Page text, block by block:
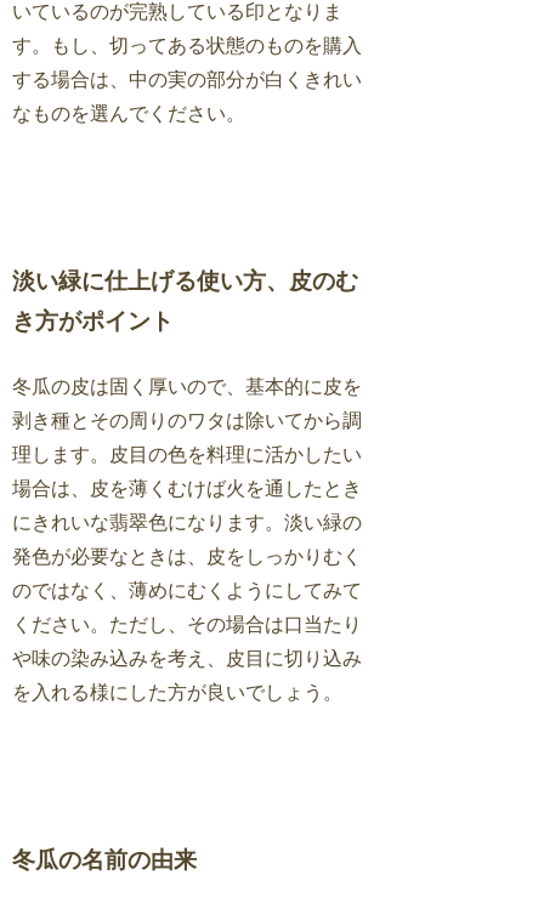
いているのが完熟している印となりま
す。もし、切ってある状態のものを購入
する場合は、中の実の部分が白くきれい
なものを選んでください。
淡い緑に仕上げる使い方、皮のむ
き方がポイント
冬瓜の皮は固く厚いので、基本的に皮を
剥き種とその周りのワタは除いてから調
理します。皮目の色を料理に活かしたい
場合は、皮を薄くむけば火を通したとき
にきれいな翡翠色になります。淡い緑の
発色が必要なときは、皮をしっかりむく
のではなく、薄めにむくようにしてみて
ください。ただし、その場合は口当たり
や味の染み込みを考え、皮目に切り込み
を入れる様にした方が良いでしょう。
冬瓜の名前の由来